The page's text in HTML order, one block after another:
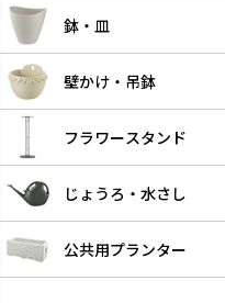
鉢・皿
壁かけ・ 吊鉢
フラワースタンド
じょうろ・ 水さし
公共用プランター